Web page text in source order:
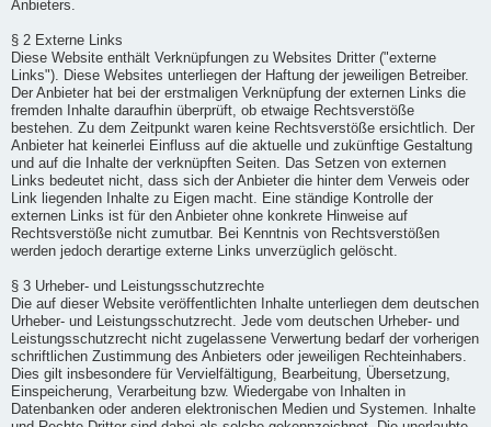
Anbieters.
§ 2 Externe Links
Diese Website enthält Verknüpfungen zu Websites Dritter ("externe
Links"). Diese Websites unterliegen der Haftung der jeweiligen Betreiber.
Der Anbieter hat bei der erstmaligen Verknüpfung der externen Links die
fremden Inhalte daraufhin überprüft, ob etwaige Rechtsverstöße
bestehen. Zu dem Zeitpunkt waren keine Rechtsverstöße ersichtlich. Der
Anbieter hat keinerlei Einfluss auf die aktuelle und zukünftige Gestaltung
und auf die Inhalte der verknüpften Seiten. Das Setzen von externen
Links bedeutet nicht, dass sich der Anbieter die hinter dem Verweis oder
Link liegenden Inhalte zu Eigen macht. Eine ständige Kontrolle der
externen Links ist für den Anbieter ohne konkrete Hinweise auf
Rechtsverstöße nicht zumutbar. Bei Kenntnis von Rechtsverstößen
werden jedoch derartige externe Links unverzüglich gelöscht.
§ 3 Urheber- und Leistungsschutzrechte
Die auf dieser Website veröffentlichten Inhalte unterliegen dem deutschen
Urheber- und Leistungsschutzrecht. Jede vom deutschen Urheber- und
Leistungsschutzrecht nicht zugelassene Verwertung bedarf der vorherigen
schriftlichen Zustimmung des Anbieters oder jeweiligen Rechteinhabers.
Dies gilt insbesondere für Vervielfältigung, Bearbeitung, Übersetzung,
Einspeicherung, Verarbeitung bzw. Wiedergabe von Inhalten in
Datenbanken oder anderen elektronischen Medien und Systemen. Inhalte